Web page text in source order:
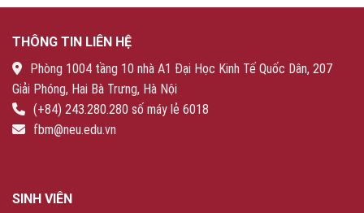
THÔNG TIN LIÊN HỆ
Phòng 1004 tầng 10 nhà A1 Đại Học Kinh Tế Quốc Dân, 207
Giải Phóng, Hai Bà Trưng, Hà Nội
(+84) 243.280.280 số máy lẻ 6018
fbm@neu.edu.vn
SINH VIÊN